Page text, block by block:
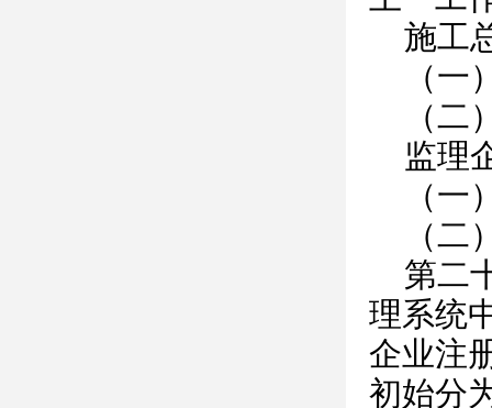
施工
（
（
监理
（
（
第二
理系统
企业注
初始分